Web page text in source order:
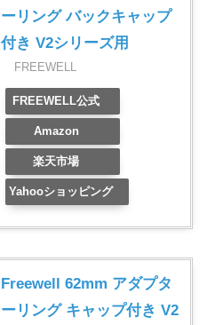
ーリング バックキャップ
付き V2シリーズ用
FREEWELL
FREEWELL公式
Amazon
楽天市場
Yahooショッピング
Freewell 62mm アダプタ
ーリング キャップ付き V2